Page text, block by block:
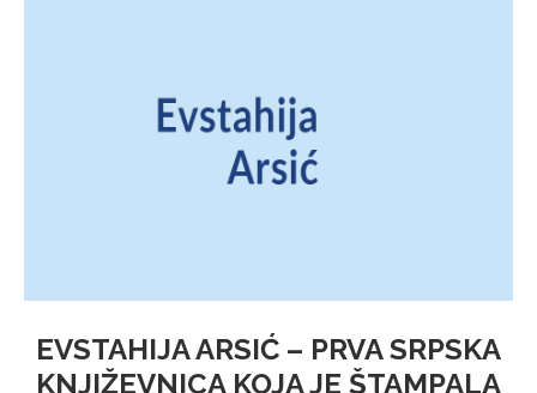
EVSTAHIJA ARSIĆ – PRVA SRPSKA
KNJIŽEVNICA KOJA JE ŠTAMPALA